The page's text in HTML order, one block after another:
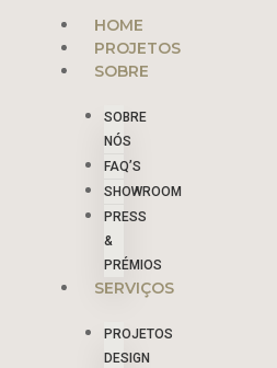
HOME
PROJETOS
SOBRE
SOBRE
NÓS
FAQ’S
SHOWROOM
PRESS
&
PRÉMIOS
SERVIÇOS
PROJETOS
DESIGN
Menu